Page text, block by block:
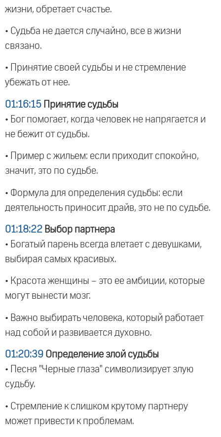
жизни, обретает счастье.
• Судьба не дается случайно, все в жизни
связано.
• Принятие своей судьбы и не стремление
убежать от нее.
01:16:15 Принятие судьбы
• Бог помогает, когда человек не напрягается и
не бежит от судьбы.
• Пример с жильем: если приходит спокойно,
значит, это по судьбе.
• Формула для определения судьбы: если
деятельность приносит драйв, это не по судьбе.
01:18:22 Выбор партнера
• Богатый парень всегда влетает с девушками,
выбирая самых красивых.
• Красота женщины – это ее амбиции, которые
могут вынести мозг.
• Важно выбирать человека, который работает
над собой и развивается духовно.
01:20:39 Определение злой судьбы
• Песня "Черные глаза" символизирует злую
судьбу.
• Стремление к слишком крутому партнеру
может привести к проблемам.